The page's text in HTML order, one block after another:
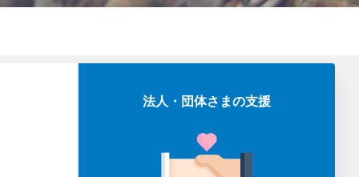
法人・団体さまの支援